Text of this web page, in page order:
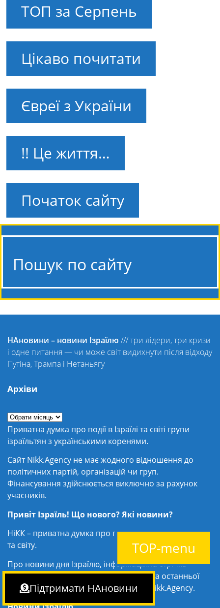
ТОП за Серпень
Цікаво почитати
Євреї з України
!! Це життя…
Початок сайту
Пошук по сайту
НАновини – новини Ізраїлю ///три лідери, три кризи
і одне питання — чи може світ видихнути після відходу
Путіна, Трампа і Нетаньягу
Архіви
Приватна думка про події в Ізраїлі та світі групи
ізраїльтян з українськими коренями.
Сайт Nikk.Agency не має жодного відношення до
політичних партій, організацій чи груп.
Фінансування здійснюється виключно за рахунок
учасників.
Привіт Ізраїль! Що нового? Які новини?
НіКК – приватна думка про події таНовини Ізраїлю
та світу.
Про новини дня Ізраїлю, інформаційна стрічка
новин, новини Ізраїль і світ, події дня та останньої
години, аналітика від агентства НіКК Nikk.Agency.
TOP-menu
Підтримати НАновини